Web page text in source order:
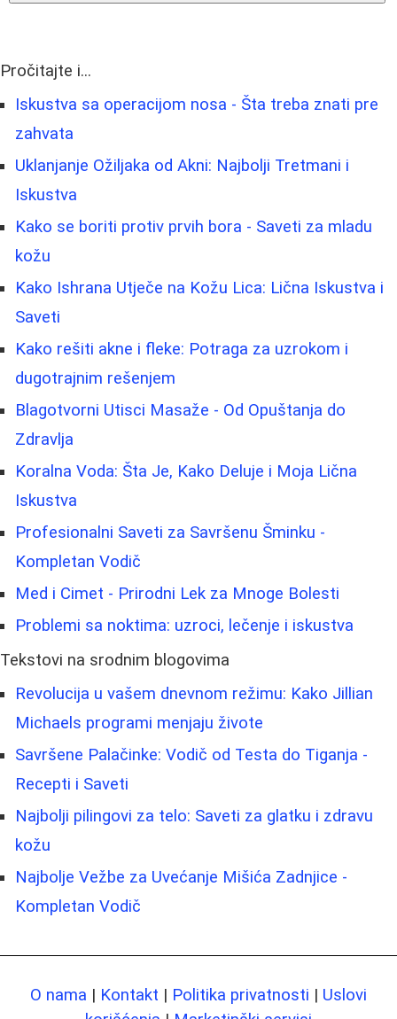
Pročitajte i...
Iskustva sa operacijom nosa - Šta treba znati pre
zahvata
Uklanjanje Ožiljaka od Akni: Najbolji Tretmani i
Iskustva
Kako se boriti protiv prvih bora - Saveti za mladu
kožu
Kako Ishrana Utječe na Kožu Lica: Lična Iskustva i
Saveti
Kako rešiti akne i fleke: Potraga za uzrokom i
dugotrajnim rešenjem
Blagotvorni Utisci Masaže - Od Opuštanja do
Zdravlja
Koralna Voda: Šta Je, Kako Deluje i Moja Lična
Iskustva
Profesionalni Saveti za Savršenu Šminku -
Kompletan Vodič
Med i Cimet - Prirodni Lek za Mnoge Bolesti
Problemi sa noktima: uzroci, lečenje i iskustva
Tekstovi na srodnim blogovima
Revolucija u vašem dnevnom režimu: Kako Jillian
Michaels programi menjaju živote
Savršene Palačinke: Vodič od Testa do Tiganja -
Recepti i Saveti
Najbolji pilingovi za telo: Saveti za glatku i zdravu
kožu
Najbolje Vežbe za Uvećanje Mišića Zadnjice -
Kompletan Vodič
O nama | Kontakt | Politika privatnosti | Uslovi